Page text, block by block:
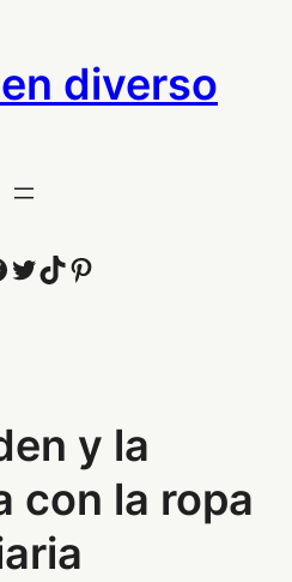
diverso
Twitter
TikTok
Pinterest
y la
con la ropa